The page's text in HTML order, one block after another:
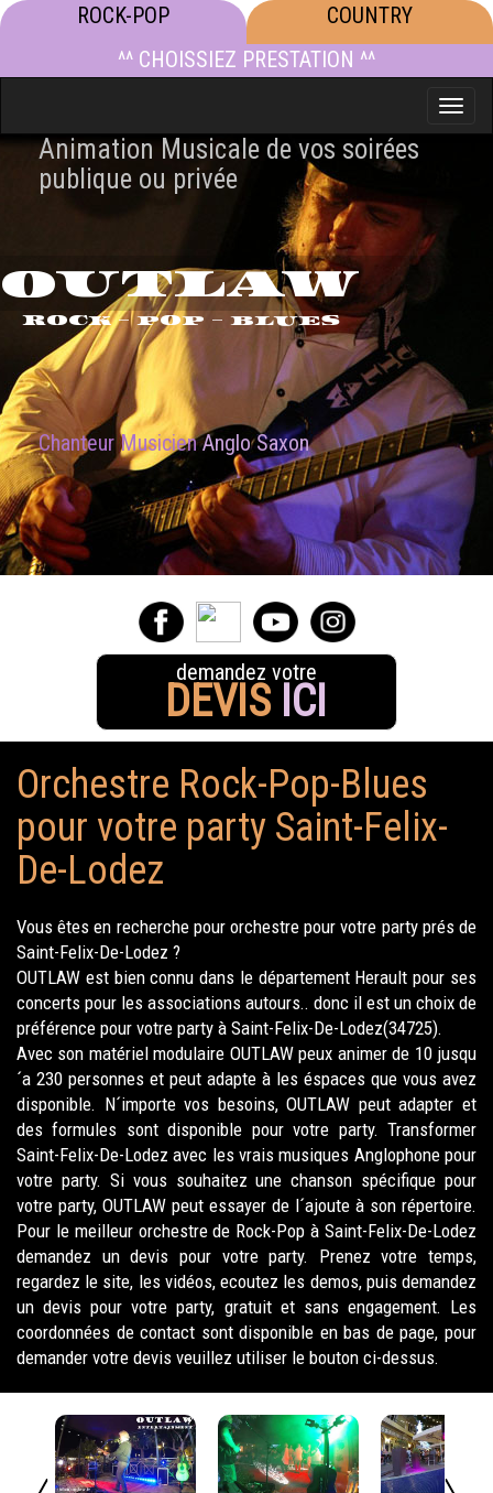
ROCK-POP
COUNTRY
^^ CHOISSIEZ PRESTATION ^^
Toggle
Animation Musicale de vos soirées
publique ou privée
OUTLAW
ROCK - POP - BLUES
Chanteur MusicienAnglo Saxon
demandez votre
DEVIS ICI
Orchestre Rock-Pop-Blues
pour votre party Saint-Felix-
De-Lodez
Vous êtes en recherche pour orchestre pour votre party prés de
Saint-Felix-De-Lodez ?
OUTLAW est bien connu dans le département Herault pour ses
concerts pour les associations autours.. donc il est un choix de
préférence pour votre party à Saint-Felix-De-Lodez(34725).
Avec son matériel modulaire OUTLAW peux animer de 10 jusqu
´a 230 personnes et peut adapte à les éspaces que vous avez
disponible. N´importe vos besoins, OUTLAW peut adapter et
des formules sont disponible pour votre party. Transformer
Saint-Felix-De-Lodez avec les vrais musiques Anglophone pour
votre party. Si vous souhaitez une chanson spécifique pour
votre party, OUTLAW peut essayer de l´ajoute à son répertoire.
Pour le meilleur orchestre de Rock-Pop à Saint-Felix-De-Lodez
demandez un devis pour votre party. Prenez votre temps,
regardez le site, les vidéos, ecoutez les demos, puis demandez
un devis pour votre party, gratuit et sans engagement. Les
coordonnées de contact sont disponible en bas de page, pour
demander votre devis veuillez utiliser le bouton ci-dessus.